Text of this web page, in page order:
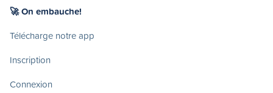
🚀 On embauche!
Télécharge notre app
Inscription
Connexion